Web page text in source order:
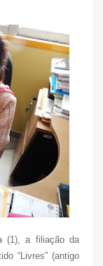
(1), a filiação da
“Livres” (antigo